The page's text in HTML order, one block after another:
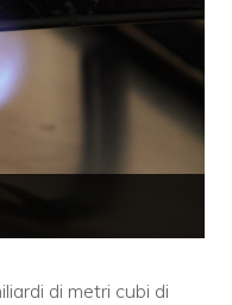
di metri cubi di